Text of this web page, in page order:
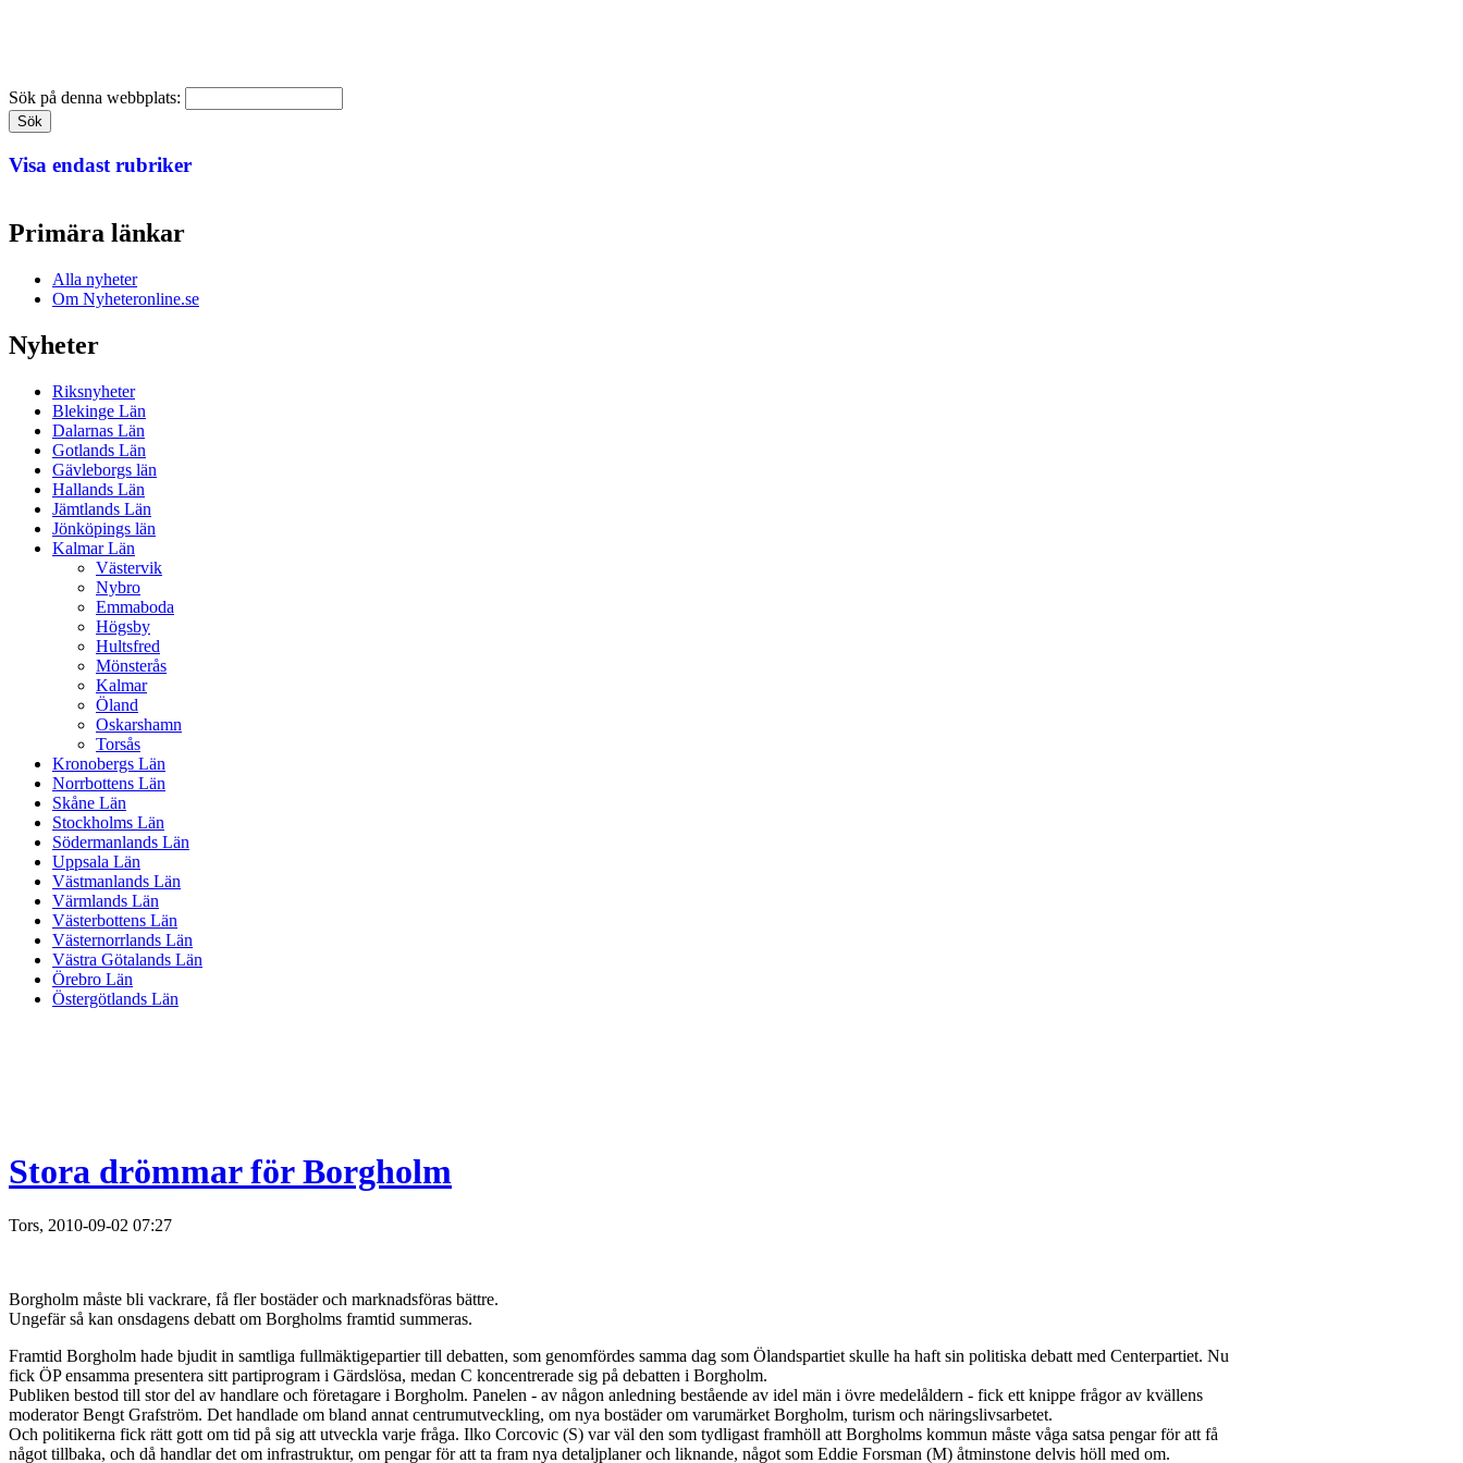
Sök på denna webbplats:
Visa endast rubriker
Primära länkar
Alla nyheter
Om Nyheteronline.se
Nyheter
Riksnyheter
Blekinge Län
Dalarnas Län
Gotlands Län
Gävleborgs län
Hallands Län
Jämtlands Län
Jönköpings län
Kalmar Län
Västervik
Nybro
Emmaboda
Högsby
Hultsfred
Mönsterås
Kalmar
Öland
Oskarshamn
Torsås
Kronobergs Län
Norrbottens Län
Skåne Län
Stockholms Län
Södermanlands Län
Uppsala Län
Västmanlands Län
Värmlands Län
Västerbottens Län
Västernorrlands Län
Västra Götalands Län
Örebro Län
Östergötlands Län
Stora drömmar för Borgholm
Tors, 2010-09-02 07:27
Borgholm måste bli vackrare, få fler bostäder och marknadsföras bättre.
Ungefär så kan onsdagens debatt om Borgholms framtid summeras.
Framtid Borgholm hade bjudit in samtliga fullmäktigepartier till debatten, som genomfördes samma dag som Ölandspartiet skulle ha haft sin politiska debatt med Centerpartiet. Nu
fick ÖP ensamma presentera sitt partiprogram i Gärdslösa, medan C koncentrerade sig på debatten i Borgholm.
Publiken bestod till stor del av handlare och företagare i Borgholm. Panelen - av någon anledning bestående av idel män i övre medelåldern - fick ett knippe frågor av kvällens
moderator Bengt Grafström. Det handlade om bland annat centrumutveckling, om nya bostäder om varumärket Borgholm, turism och näringslivsarbetet.
Och politikerna fick rätt gott om tid på sig att utveckla varje fråga. Ilko Corcovic (S) var väl den som tydligast framhöll att Borgholms kommun måste våga satsa pengar för att få
något tillbaka, och då handlar det om infrastruktur, om pengar för att ta fram nya detaljplaner och liknande, något som Eddie Forsman (M) åtminstone delvis höll med om.